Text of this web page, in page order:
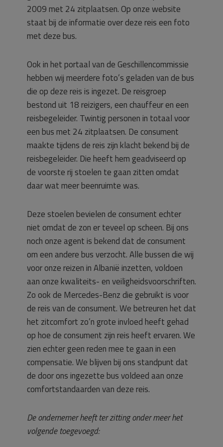
2009 met 24 zitplaatsen. Op onze website
staat bij de informatie over deze reis een foto
met deze bus.
Ook in het portaal van de Geschillencommissie
hebben wij meerdere foto’s geladen van de bus
die op deze reis is ingezet. De reisgroep
bestond uit 18 reizigers, een chauffeur en een
reisbegeleider. Twintig personen in totaal voor
een bus met 24 zitplaatsen. De consument
maakte tijdens de reis zijn klacht bekend bij de
reisbegeleider. Die heeft hem geadviseerd op
de voorste rij stoelen te gaan zitten omdat
daar wat meer beenruimte was.
Deze stoelen bevielen de consument echter
niet omdat de zon er teveel op scheen. Bij ons
noch onze agent is bekend dat de consument
om een andere bus verzocht. Alle bussen die wij
voor onze reizen in Albanië inzetten, voldoen
aan onze kwaliteits- en veiligheidsvoorschriften.
Zo ook de Mercedes-Benz die gebruikt is voor
de reis van de consument. We betreuren het dat
het zitcomfort zo’n grote invloed heeft gehad
op hoe de consument zijn reis heeft ervaren. We
zien echter geen reden mee te gaan in een
compensatie. We blijven bij ons standpunt dat
de door ons ingezette bus voldeed aan onze
comfortstandaarden van deze reis.
De ondernemer heeft ter zitting onder meer het
volgende toegevoegd: